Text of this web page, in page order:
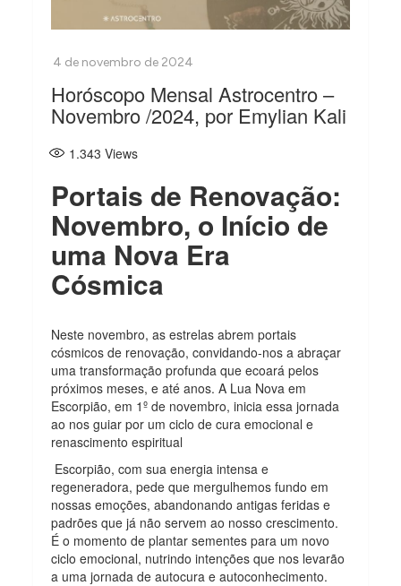
Horóscopo Mensal Astrocentro –
Novembro /2024, por Emylian Kali
1.343 Views
Portais de Renovação:
Novembro, o Início de
uma Nova Era
Cósmica
Neste novembro, as estrelas abrem portais
cósmicos de renovação, convidando-nos a abraçar
uma transformação profunda que ecoará pelos
próximos meses, e até anos. A Lua Nova em
Escorpião, em 1º de novembro, inicia essa jornada
ao nos guiar por um ciclo de cura emocional e
renascimento espiritual
Escorpião, com sua energia intensa e
regeneradora, pede que mergulhemos fundo em
nossas emoções, abandonando antigas feridas e
padrões que já não servem ao nosso crescimento.
É o momento de plantar sementes para um novo
ciclo emocional, nutrindo intenções que nos levarão
a uma jornada de autocura e autoconhecimento.